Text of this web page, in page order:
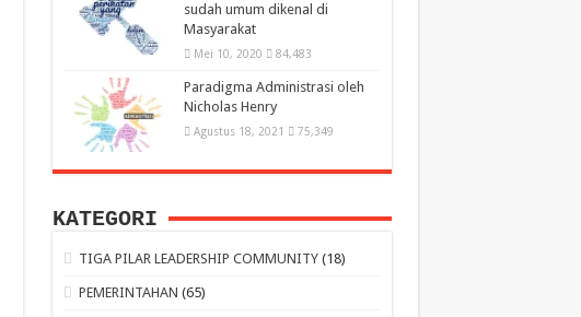
sudah umum dikenal di
Masyarakat
Mei 10, 2020 84,483
Paradigma Administrasi oleh
Nicholas Henry
Agustus 18, 2021 75,349
KATEGORI
TIGA PILAR LEADERSHIP COMMUNITY (18)
PEMERINTAHAN (65)